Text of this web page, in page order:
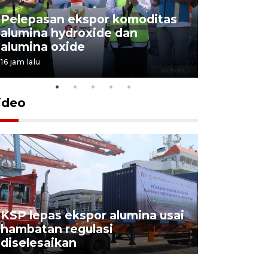
Pelepasan ekspor komoditas
alumina hydroxide dan
alumina oxide
16 jam lalu
KSP lepas ekspor alumina usai
hambatan regulasi
diselesaikan